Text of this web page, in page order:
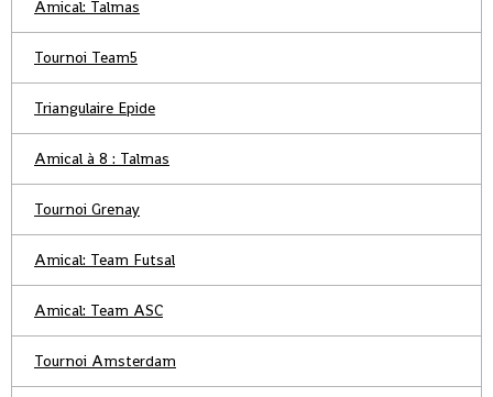
Amical: Talmas
Tournoi Team5
Triangulaire Epide
Amical à 8 : Talmas
Tournoi Grenay
Amical: Team Futsal
Amical: Team ASC
Tournoi Amsterdam